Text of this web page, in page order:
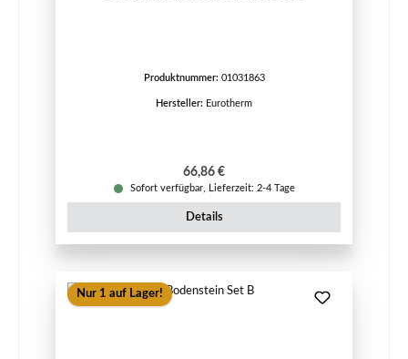
Produktnummer: 01031863
Hersteller: Eurotherm
Regulärer Preis:
66,86 €
Sofort verfügbar, Lieferzeit: 2-4 Tage
Details
Nur 1 auf Lager!